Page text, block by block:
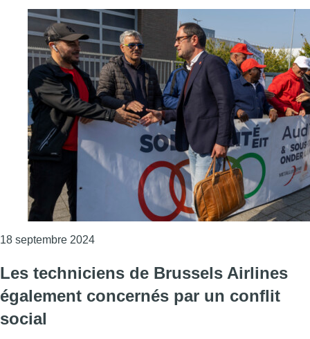
18 septembre 2024Consulter l'article "Audi Brussels: des
Les techniciens de Brussels Airlines
également concernés par un conflit
social